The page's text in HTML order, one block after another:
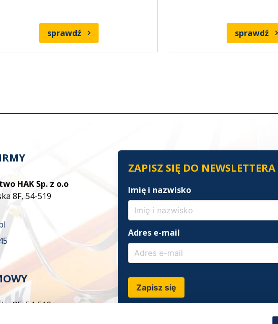
sprawdź sprawdź
HAK Sp. z o.o
8F, 54-519
8F, 54-519
ZAPISZ SIĘ DO NEWSLETTERA
Imię i nazwisko
Adres e-mail
Zapisz się